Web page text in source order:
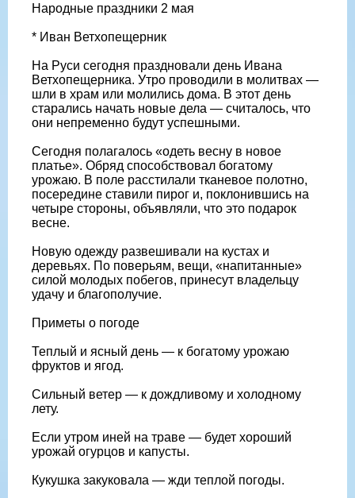
Народные праздники 2 мая
* Иван Ветхопещерник
На Руси сегодня праздновали день Ивана
Ветхопещерника. Утро проводили в молитвах —
шли в храм или молились дома. В этот день
старались начать новые дела — считалось, что
они непременно будут успешными.
Сегодня полагалось «одеть весну в новое
платье». Обряд способствовал богатому
урожаю. В поле расстилали тканевое полотно,
посередине ставили пирог и, поклонившись на
четыре стороны, объявляли, что это подарок
весне.
Новую одежду развешивали на кустах и
деревьях. По поверьям, вещи, «напитанные»
силой молодых побегов, принесут владельцу
удачу и благополучие.
Приметы о погоде
Теплый и ясный день — к богатому урожаю
фруктов и ягод.
Сильный ветер — к дождливому и холодному
лету.
Если утром иней на траве — будет хороший
урожай огурцов и капусты.
Кукушка закуковала — жди теплой погоды.